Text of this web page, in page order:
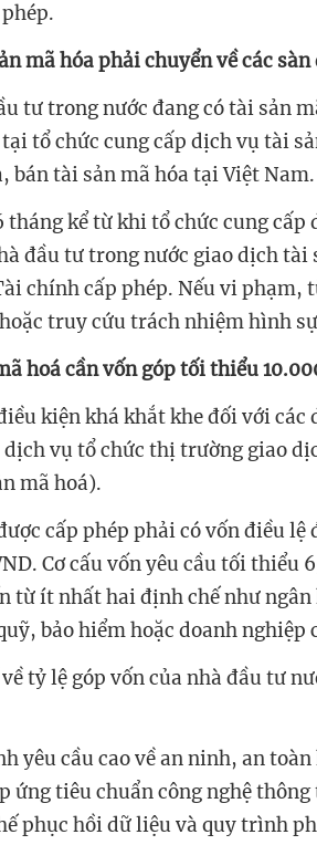
mã hóa phải chuyển về các sàn
tư trong nước đang có tài sản
tổ chức cung cấp dịch vụ tài
bán tài sản mã hóa tại Việt Nam.
kể từ khi tổ chức cung cấp
đầu tư trong nước giao dịch tài
chính cấp phép. Nếu vi phạm,
truy cứu trách nhiệm hình
hoá cần vốn góp tối thiểu
kiện khá khắt khe đối với các
vụ tổ chức thị trường giao
mã hoá).
cấp phép phải có vốn điều lệ
Cơ cấu vốn yêu cầu tối thiểu
từ ít nhất hai định chế như ngân
bảo hiểm hoặc doanh nghiệp
tỷ lệ góp vốn của nhà đầu tư
yêu cầu cao về an ninh, an toàn
ứng tiêu chuẩn công nghệ thông
phục hồi dữ liệu và quy trình